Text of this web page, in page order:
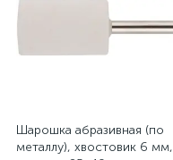
Шарошка абразивная (по
металлу), хвостовик 6 мм,